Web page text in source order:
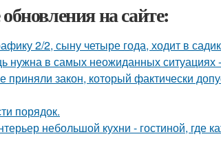
на сайте:
2/2, сыну четыре года, ходит в
нужна в самых неожиданных ситуациях
приняли закон, который фактически
порядок.
небольшой кухни - гостиной, где